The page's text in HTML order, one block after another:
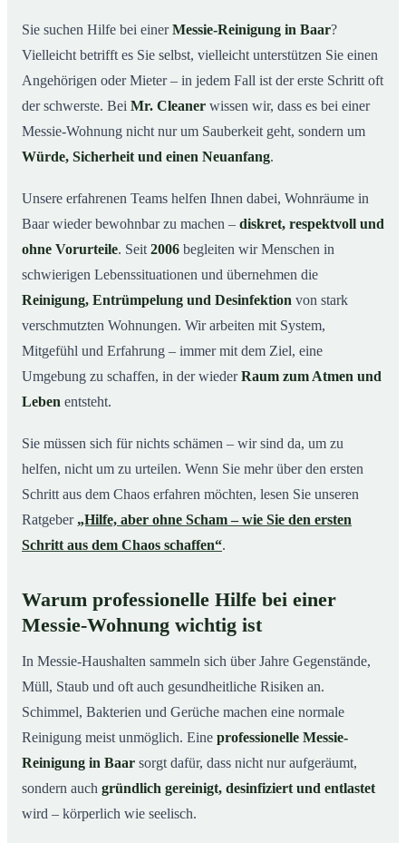
04Ablauf einer Messie-Reinigung
05Ihre Vorteile mit Mr. Cleaner in Baar
06Messie-Hilfe in Baar & Umgebung
Jetzt kostenlose Beratung zur Messie-Reinigung in
Baar
Sie suchen Hilfe bei einerMessie-Reinigung in Baar?
Vielleicht betrifft es Sie selbst, vielleicht unterstützen Sie einen
Angehörigen oder Mieter – in jedem Fall ist der erste Schritt oft
der schwerste. Bei Mr. Cleaner wissen wir, dass es bei einer
Messie-Wohnung nicht nur um Sauberkeit geht, sondern um
Würde, Sicherheit und einen Neuanfang.
Unsere erfahrenen Teams helfen Ihnen dabei, Wohnräume in
Baar wieder bewohnbar zu machen – diskret, respektvoll und
ohne Vorurteile. Seit 2006 begleiten wir Menschen in
schwierigen Lebenssituationen und übernehmen die
Reinigung, Entrümpelung und Desinfektion von stark
verschmutzten Wohnungen. Wir arbeiten mit System,
Mitgefühl und Erfahrung – immer mit dem Ziel, eine
Umgebung zu schaffen, in der wiederRaum zum Atmen und
Leben entsteht.
Sie müssen sich für nichts schämen – wir sind da, um zu
helfen, nicht um zu urteilen. Wenn Sie mehr über den ersten
Schritt aus dem Chaos erfahren möchten, lesen Sie unseren
Ratgeber „Hilfe, aber ohne Scham – wie Sie den ersten
Schritt aus dem Chaos schaffen“.
Warum professionelle Hilfe bei einer
Messie-Wohnung wichtig ist
In Messie-Haushalten sammeln sich über Jahre Gegenstände,
Müll, Staub und oft auch gesundheitliche Risiken an.
Schimmel, Bakterien und Gerüche machen eine normale
Reinigung meist unmöglich. Eine professionelle Messie-
Reinigung in Baar sorgt dafür, dass nicht nur aufgeräumt,
sondern auch gründlich gereinigt, desinfiziert und entlastet
wird – körperlich wie seelisch.